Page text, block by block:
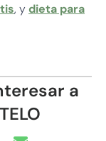
, y dieta para
a